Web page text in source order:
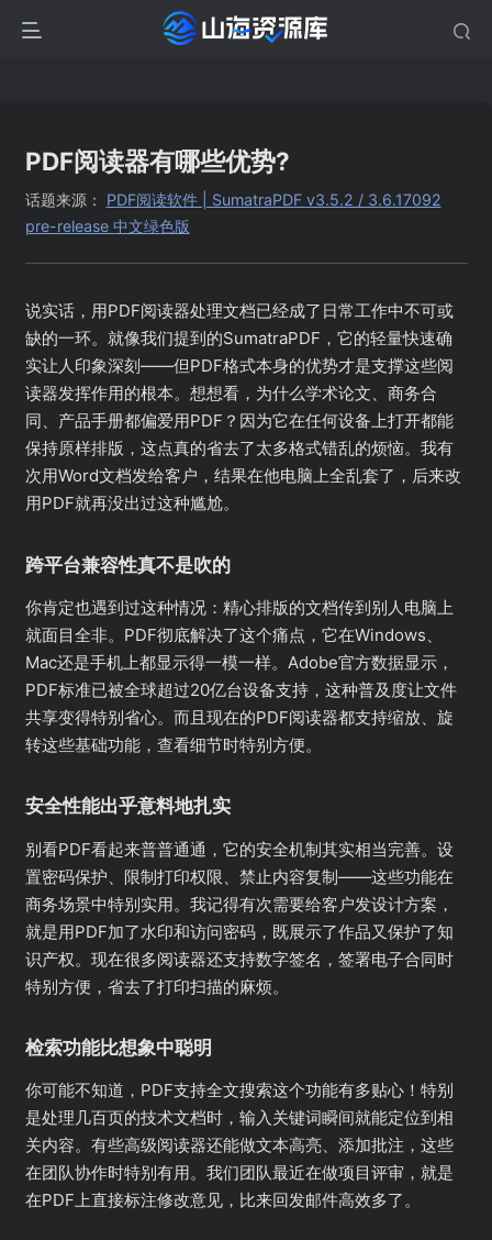
PDF阅读器有哪些优势?
话题来源： PDF阅读软件 | SumatraPDF v3.5.2 / 3.6.17092
pre-release 中文绿色版
说实话，用PDF阅读器处理文档已经成了日常工作中不可或
缺的一环。就像我们提到的SumatraPDF，它的轻量快速确
实让人印象深刻——但PDF格式本身的优势才是支撑这些阅
读器发挥作用的根本。想想看，为什么学术论文、商务合
同、产品手册都偏爱用PDF？因为它在任何设备上打开都能
保持原样排版，这点真的省去了太多格式错乱的烦恼。我有
次用Word文档发给客户，结果在他电脑上全乱套了，后来改
用PDF就再没出过这种尴尬。
跨平台兼容性真不是吹的
你肯定也遇到过这种情况：精心排版的文档传到别人电脑上
就面目全非。PDF彻底解决了这个痛点，它在Windows、
Mac还是手机上都显示得一模一样。Adobe官方数据显示，
PDF标准已被全球超过20亿台设备支持，这种普及度让文件
共享变得特别省心。而且现在的PDF阅读器都支持缩放、旋
转这些基础功能，查看细节时特别方便。
安全性能出乎意料地扎实
别看PDF看起来普普通通，它的安全机制其实相当完善。设
置密码保护、限制打印权限、禁止内容复制——这些功能在
商务场景中特别实用。我记得有次需要给客户发设计方案，
就是用PDF加了水印和访问密码，既展示了作品又保护了知
识产权。现在很多阅读器还支持数字签名，签署电子合同时
特别方便，省去了打印扫描的麻烦。
检索功能比想象中聪明
你可能不知道，PDF支持全文搜索这个功能有多贴心！特别
是处理几百页的技术文档时，输入关键词瞬间就能定位到相
关内容。有些高级阅读器还能做文本高亮、添加批注，这些
在团队协作时特别有用。我们团队最近在做项目评审，就是
在PDF上直接标注修改意见，比来回发邮件高效多了。